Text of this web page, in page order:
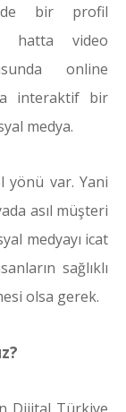
bir profil
hatta video
online
interaktif bir
medya.
yönü var. Yani
asıl müşteri
medyayı icat
sağlıklı
olsa gerek.